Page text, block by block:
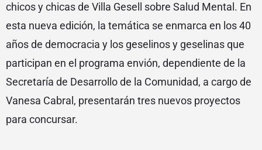
chicos y chicas de Villa Gesell sobre Salud Mental. En
esta nueva edición, la temática se enmarca en los 40
años de democracia y los geselinos y geselinas que
participan en el programa envión, dependiente de la
Secretaría de Desarrollo de la Comunidad, a cargo de
Vanesa Cabral, presentarán tres nuevos proyectos
para concursar.